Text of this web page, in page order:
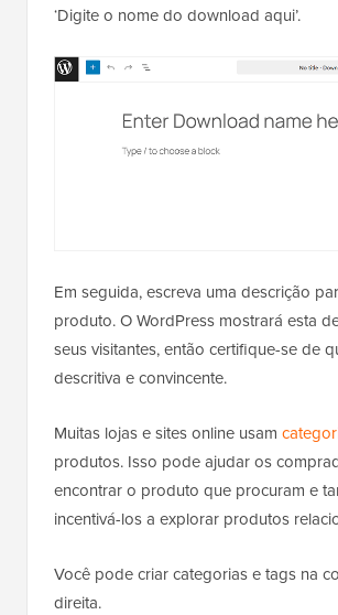
‘Digite o nome do download aqui’.
Em seguida, escreva uma descrição
produto. O WordPress mostrará esta
seus visitantes, então certifique-se de
descritiva e convincente.
Muitas lojas e sites online usam
produtos. Isso pode ajudar os
encontrar o produto que procuram e
incentivá-los a explorar produtos
Você pode criar categorias e tags na
direita.